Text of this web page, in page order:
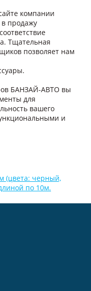
компании
продажу
Тщательная
позволяет нам
БАНЗАЙ-АВТО вы
для
вашего
и
(цвета: черный,
по 10м.